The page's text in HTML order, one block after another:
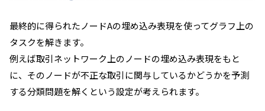
最終的に得られたノードAの埋め込み表現を使ってグラフ上の
タスクを解きます。
例えば取引ネットワーク上のノードの埋め込み表現をもと
に、そのノードが不正な取引に関与しているかどうかを予測
する分類問題を解くという設定が考えられます。